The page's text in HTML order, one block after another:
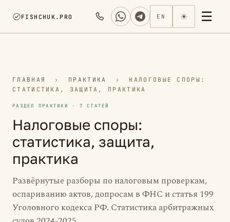
FISHCHUK.PRO EN ☀ ☰
ГЛАВНАЯ › ПРАКТИКА ›
НАЛОГОВЫЕ СПОРЫ:
СТАТИСТИКА, ЗАЩИТА, ПРАКТИКА
РАЗДЕЛ ПРАКТИКИ · 7 СТАТЕЙ
Налоговые споры:
статистика, защита,
практика
Развёрнутые разборы по налоговым проверкам,
оспариванию актов, допросам в ФНС и статья 199
Уголовного кодекса РФ. Статистика арбитражных